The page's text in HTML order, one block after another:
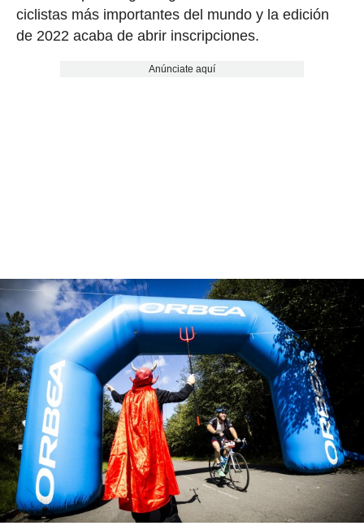
ciclistas más importantes del mundo y la edición
de 2022 acaba de abrir inscripciones.
Anúnciate aquí